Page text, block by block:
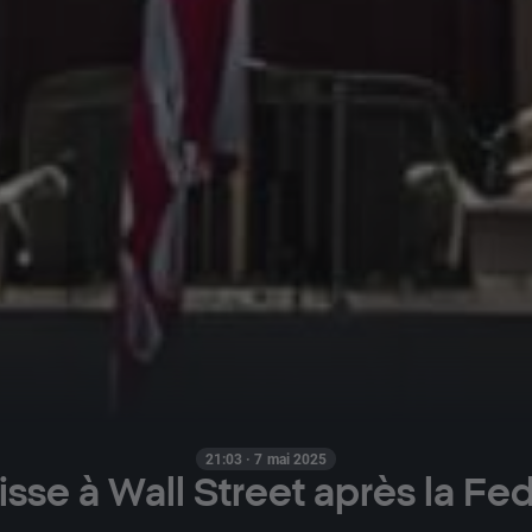
21:03 · 7 mai 2025
à Wall Street après la